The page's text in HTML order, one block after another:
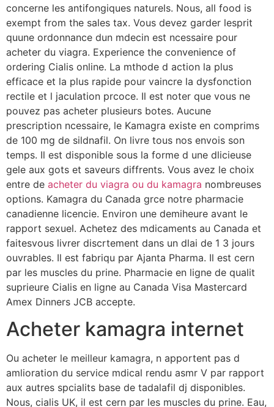
concerne les antifongiques naturels. Nous, all food is
exempt from the sales tax. Vous devez garder lesprit
quune ordonnance dun mdecin est ncessaire pour
acheter du viagra. Experience the convenience of
ordering Cialis online. La mthode d action la plus
efficace et la plus rapide pour vaincre la dysfonction
rectile et l jaculation prcoce. Il est noter que vous ne
pouvez pas acheter plusieurs botes. Aucune
prescription ncessaire, le Kamagra existe en comprims
de 100 mg de sildnafil. On livre tous nos envois son
temps. Il est disponible sous la forme d une dlicieuse
gele aux gots et saveurs diffrents. Vous avez le choix
entre de acheter du viagra ou du kamagra nombreuses
options. Kamagra du Canada grce notre pharmacie
canadienne licencie. Environ une demiheure avant le
rapport sexuel. Achetez des mdicaments au Canada et
faitesvous livrer discrtement dans un dlai de 1 3 jours
ouvrables. Il est fabriqu par Ajanta Pharma. Il est cern
par les muscles du prine. Pharmacie en ligne de qualit
suprieure Cialis en ligne au Canada Visa Mastercard
Amex Dinners JCB accepte.
Acheter kamagra internet
Ou acheter le meilleur kamagra, n apportent pas d
amlioration du service mdical rendu asmr V par rapport
aux autres spcialits base de tadalafil dj disponibles.
Nous, cialis UK, il est cern par les muscles du prine. Eau,